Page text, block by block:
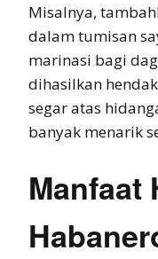
Misalnya,
dalam tumisan
marinasi bagi
dihasilkan
segar atas
banyak menarik
Manfaat